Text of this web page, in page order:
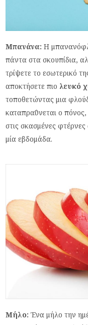
Μπανάνα:Η
πάντα στα σκουπίδια,
τρίψετε το εσωτερικό
αποκτήσετε πιο λευκό
τοποθετώντας μια
καταπραΰνεται ο
στις σκασμένες φτέρνες
μία εβδομάδα.
Μήλο: Ένα μήλο την